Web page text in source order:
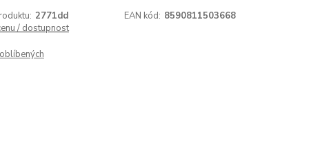
2771dd EAN kód: 8590811503668
/ dostupnost